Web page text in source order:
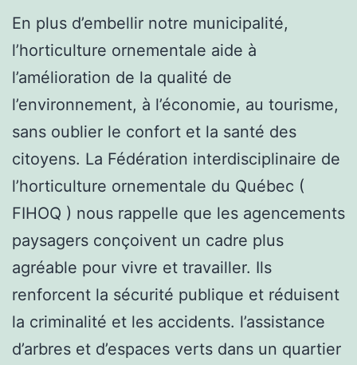
En plus d’embellir notre municipalité,
l’horticulture ornementale aide à
l’amélioration de la qualité de
l’environnement, à l’économie, au tourisme,
sans oublier le confort et la santé des
citoyens. La Fédération interdisciplinaire de
l’horticulture ornementale du Québec (
FIHOQ ) nous rappelle que les agencements
paysagers conçoivent un cadre plus
agréable pour vivre et travailler. Ils
renforcent la sécurité publique et réduisent
la criminalité et les accidents. l’assistance
d’arbres et d’espaces verts dans un quartier